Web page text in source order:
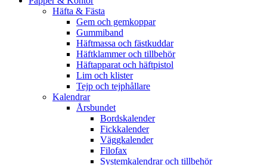
Häfta & Fästa
Gem och gemkoppar
Gummiband
Häftmassa och fästkuddar
Häftklammer och tillbehör
Häftapparat och häftpistol
Lim och klister
Tejp och tejphållare
Kalendrar
Årsbundet
Bordskalender
Fickkalender
Väggkalender
Filofax
Systemkalendrar och tillbehör